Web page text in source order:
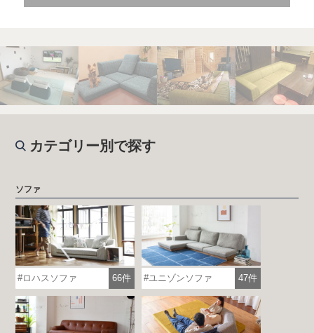
カテゴリー別で探す
ソファ
ロハスソファ 66件 ユニゾンソファ 47件